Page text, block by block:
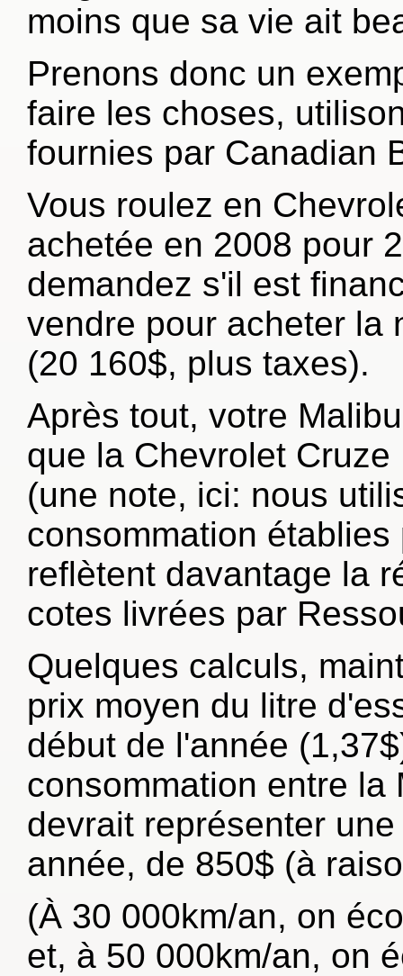
moins que sa vie ait
Prenons donc un
faire les choses,
fournies par Canadian
Vous roulez en
achetée en 2008 pour
demandez s'il est
vendre pour acheter la
(20 160$, plus taxes).
Après tout, votre
que la Chevrolet
(une note, ici: nous
consommation
reflètent davantage la
cotes livrées par
Quelques calculs,
prix moyen du litre
début de l'année
consommation entre la
devrait représenter
année, de 850$ (à
(À 30 000km/an, on
et, à 50 000km/an, on